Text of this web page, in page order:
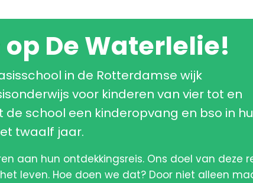
De Waterlelie!
in de Rotterdamse wijk
voor kinderen van vier tot en
school een kinderopvang en bso in
twaalf jaar.
aan hun ontdekkingsreis. Ons doel van deze
leven. Hoe doen we dat? Door niet alleen